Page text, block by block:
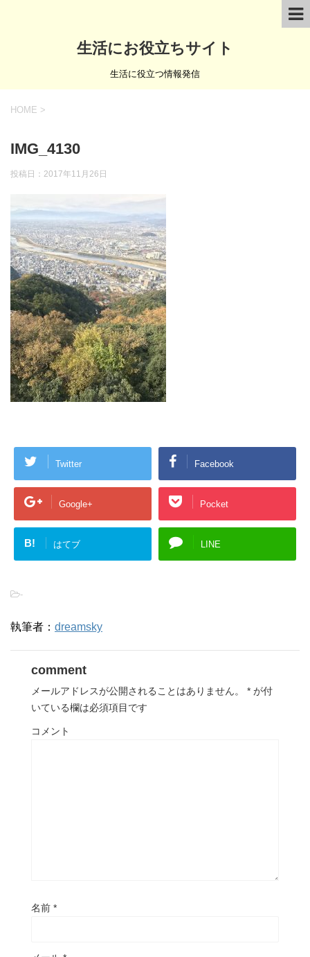
生活にお役立ちサイト
生活に役立つ情報発信
HOME >
IMG_4130
投稿日： 2017年11月26日
Twitter Facebook
Google+ Pocket
B! はてブ LINE
-
執筆者： dreamsky
comment
メールアドレスが公開されることはありません。 * が付
いている欄は必須項目です
コメント
名前 *